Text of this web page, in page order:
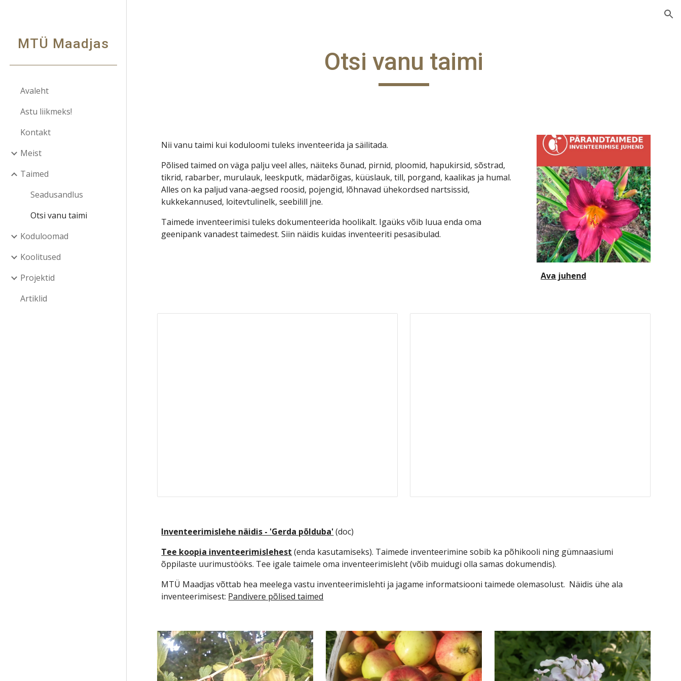
MTÜ Maadjas
Avaleht
Astu liikmeks!
Kontakt
Meist
Taimed
Seadusandlus
Otsi vanu taimi
Koduloomad
Koolitused
Projektid
Artiklid
Otsi vanu taimi
Nii vanu taimi kui koduloomi tuleks inventeerida ja säilitada.
Põlised taimed on väga palju veel alles, näiteks õunad, pirnid, ploomid, hapukirsid, sõstrad,
tikrid, rabarber, murulauk, leeskputk, mädarõigas, küüslauk, till, porgand, kaalikas ja humal.
Alles on ka paljud vana-aegsed roosid, pojengid, lõhnavad ühekordsed nartsissid,
kukkekannused, loitevtulinelk, seebilill jne.
Taimede inventeerimisi tuleks dokumenteerida hoolikalt. Igaüks võib luua enda oma
geenipank vanadest taimedest. Siin näidis kuidas inventeeriti pesasibulad.
Ava juhend
Inventeerimislehe näidis - 'Gerda põlduba' (doc)
Tee koopia inventeerimislehest (enda kasutamiseks). Taimede inventeerimine sobib ka põhikooli ning gümnaasiumi
õppilaste uurimustööks. Tee igale taimele oma inventeerimisleht (võib muidugi olla samas dokumendis).
MTÜ Maadjas võttab hea meelega vastu inventeerimislehti ja jagame informatsiooni taimede olemasolust.  Näidis ühe ala
inventeerimisest: Pandivere põlised taimed